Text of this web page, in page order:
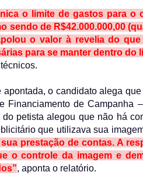
o limite de gastos para
sendo de R$42.000.000,00
o valor à revelia do
para se manter dentro
o candidato alega
Financiamento de Campanha
petista alegou que não há
que utilizava sua
prestação de contas. A
o controle da imagem e
, aponta o relatório.